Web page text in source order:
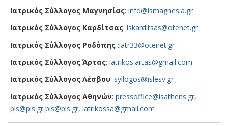
Ιατρικός Σύλλογος Μαγνησίας: info@ismagnesia.gr
Ιατρικός Σύλλογος Καρδίτσας: iskarditsas@otenet.gr
Ιατρικός Σύλλογος Ροδόπης :iatr33@otenet.gr
Ιατρικός Σύλλογος Άρτας: iatrikos.artas@gmail.com
Ιατρικός Σύλλογος Λέσβου: syllogos@islesv.gr
Ιατρικός Σύλλογος Αθηνών: pressoffice@isathens.gr,
pis@pis.gr pis@pis.gr, iatrikossa@gmail.com